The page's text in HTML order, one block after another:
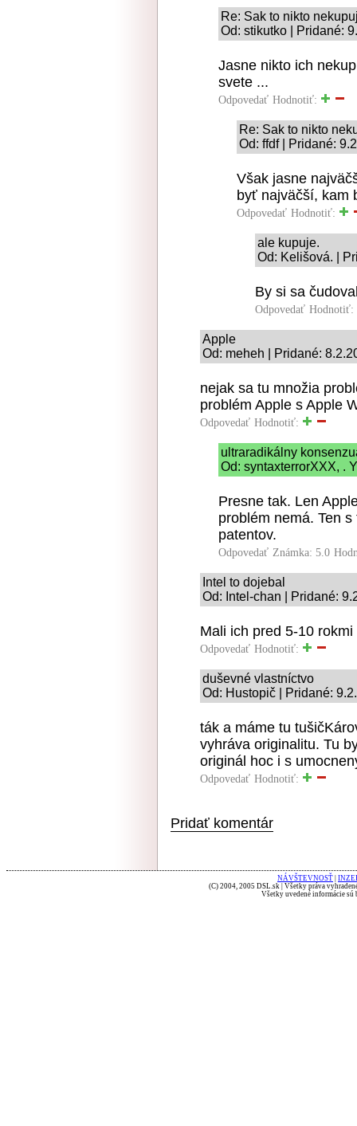
Re: Sak to nikto
Od: stikutko | Pridané:
Jasne nikto ich
svete ...
Odpovedať Hodnotiť:
Re: Sak to nikto
Od: ffdf | Pridané:
Však jasne
byť najväčší, kam
Odpovedať Hodnotiť:
ale kupuje.
Od: Kelišová. |
By si sa
Odpovedať Hodnotiť:
Apple
Od: meheh | Pridané:
nejak sa tu množia
problém Apple s Apple
Odpovedať Hodnotiť:
ultraradikálny
Od: syntaxterrorXXX, .
Presne tak. Len
problém nemá. Ten
patentov.
Odpovedať Známka: 5.0
Intel to dojebal
Od: Intel-chan | Pridané:
Mali ich pred 5-10
Odpovedať Hodnotiť:
duševné vlastníctvo
Od: Hustopič | Pridané:
ták a máme tu
vyhráva originalitu. Tu
originál hoc i s
Odpovedať Hodnotiť:
Pridať komentár
NÁVŠTEVNOSŤ
(C) 2004, 2005 DSL.sk | Všetky práva
Všetky uvedené informácie sú